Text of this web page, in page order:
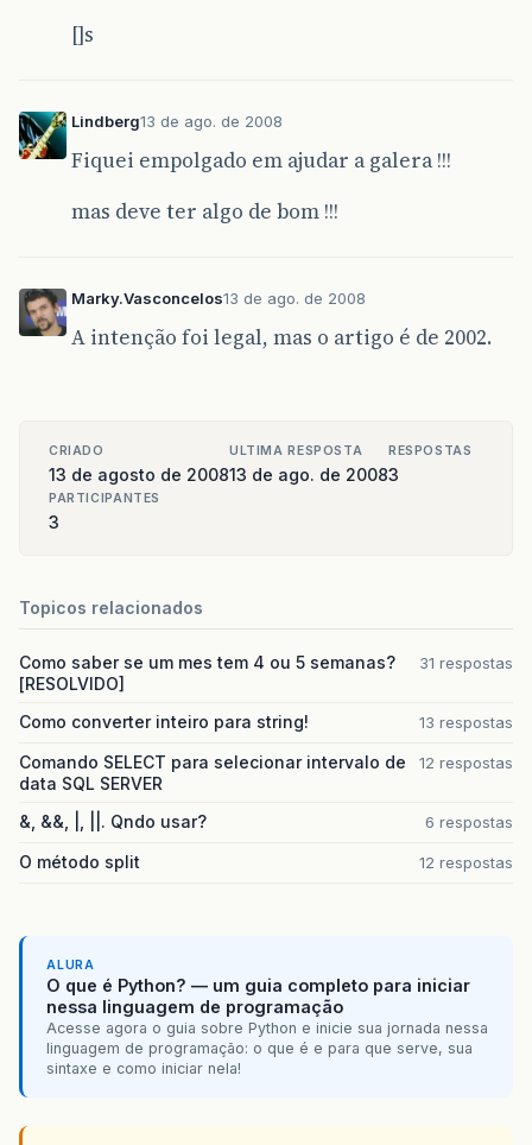
[]s
Lindberg13 de ago. de 2008
Fiquei empolgado em ajudar a galera !!!
mas deve ter algo de bom !!!
Marky.Vasconcelos13 de ago. de 2008
A intenção foi legal, mas o artigo é de 2002.
CRIADO
13 de agosto de 2008
ULTIMA RESPOSTA
13 de ago. de 2008
RESPOSTAS
3
PARTICIPANTES
3
Topicos relacionados
Como saber se um mes tem 4 ou 5 semanas?
[RESOLVIDO]
31 respostas
Como converter inteiro para string! 13 respostas
Comando SELECT para selecionar intervalo de
data SQL SERVER
12 respostas
&, &&, |, ||. Qndo usar? 6 respostas
O método split 12 respostas
ALURA
O que é Python? — um guia completo para iniciar
nessa linguagem de programação
Acesse agora o guia sobre Python e inicie sua jornada nessa
linguagem de programação: o que é e para que serve, sua
sintaxe e como iniciar nela!